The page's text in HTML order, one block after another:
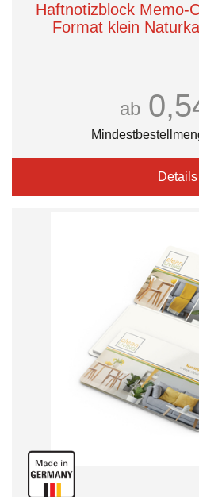
Haftnotizblock Memo-
Format klein
ab
Details